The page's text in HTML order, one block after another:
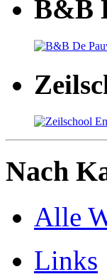
B&B
Nach
Alle
Links